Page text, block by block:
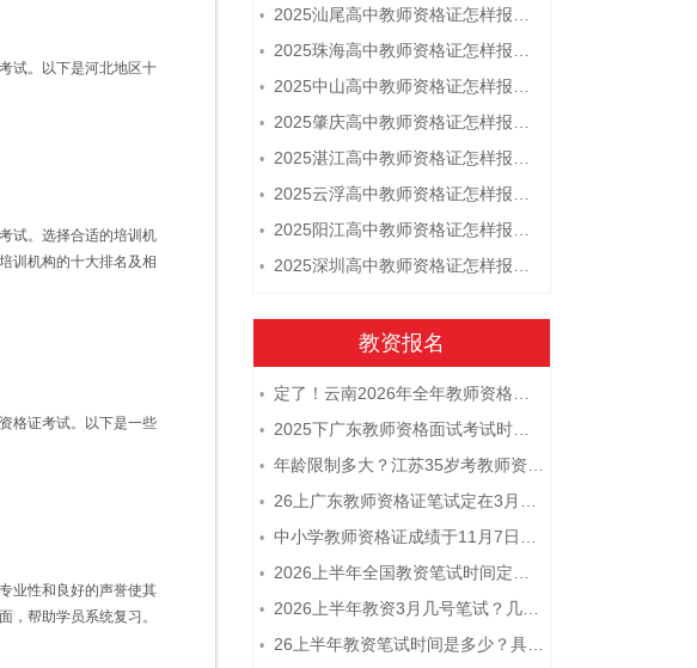
试。以下是河北地区十
试。选择合适的培训机
训机构的十大排名及相
格证考试。以下是一些
业性和良好的声誉使其
，帮助学员系统复习。
• 2025汕尾高中教师资格证怎样报名 附流程
• 2025珠海高中教师资格证怎样报名 附流程
• 2025中山高中教师资格证怎样报名 附流程
• 2025肇庆高中教师资格证怎样报名 附流程
• 2025湛江高中教师资格证怎样报名 附流程
• 2025云浮高中教师资格证怎样报名 附流程
• 2025阳江高中教师资格证怎样报名 附流程
• 2025深圳高中教师资格证怎样报名 附流程
教资报名
• 定了！云南2026年全年教师资格证考试日程大公开！
• 2025下广东教师资格面试考试时间及科目内容（怎么考）
• 年龄限制多大？江苏35岁考教师资格证晚吗？
• 26上广东教师资格证笔试定在3月7日！附考试指南
• 中小学教师资格证成绩于11月7日10点查！
• 2026上半年全国教资笔试时间定档！
• 2026上半年教资3月几号笔试？几点开考
• 26上半年教资笔试时间是多少？具体安排表一览